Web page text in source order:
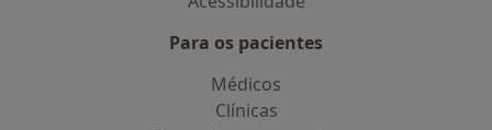
Para os pacientes
Médicos
Clínicas